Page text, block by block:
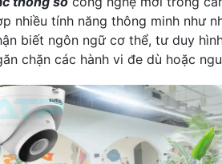
nhiều tính năng thông minh như
biết ngôn ngữ cơ thể, tư duy
chặn các hành vi đe dù hoặc